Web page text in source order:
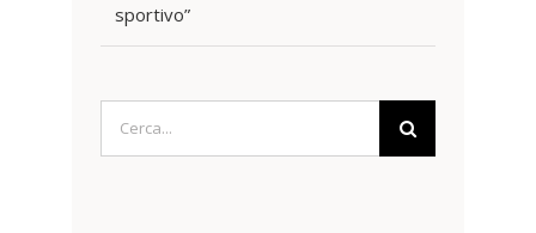
sportivo”
Cerca
per: